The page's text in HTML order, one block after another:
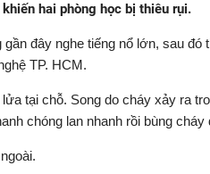
hai phòng học bị thiêu rụi.
đây nghe tiếng nổ lớn, sau đó
TP. HCM.
tại chỗ. Song do cháy xảy ra
chóng lan nhanh rồi bùng cháy